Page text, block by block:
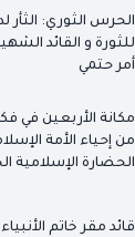
الحرس الثوري: الثأر
للثورة و القائد
أمر حتمي
مكانة الأربعين في
من إحياء الأمة
الحضارة الإسلامية
قائد مقر خاتم